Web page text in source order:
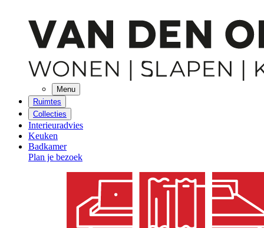
Menu
Ruimtes
Collecties
Interieuradvies
Keuken
Badkamer
Plan je bezoek